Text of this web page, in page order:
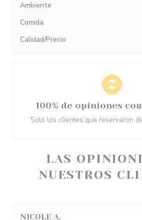
LAS
NUESTROS
NICOLE A
Ambiente
Comida
Calidad/Precio
100% de opiniones
Solo los clientes que reservaron